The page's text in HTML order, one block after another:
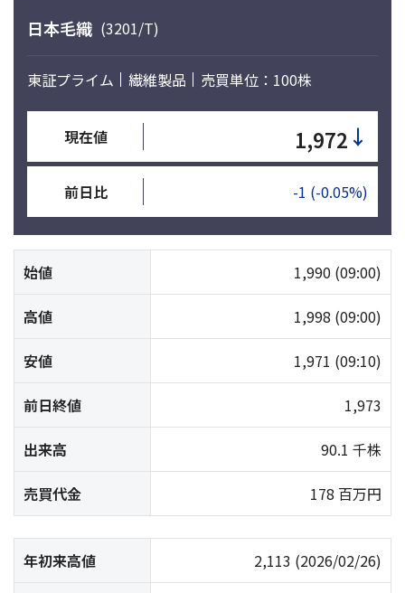
日本毛織 (3201/T)
東証プライム 繊維製品 売買単位：100株
現在値 1,972 ↓
前日比 -1 (-0.05%)
始値 1,990 (09:00)
高値 1,998 (09:00)
安値 1,971 (09:10)
前日終値 1,973
出来高 90.1 千株
売買代金 178 百万円
年初来高値 2,113 (2026/02/26)